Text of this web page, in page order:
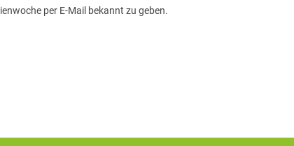
per E-Mail bekannt zu geben.